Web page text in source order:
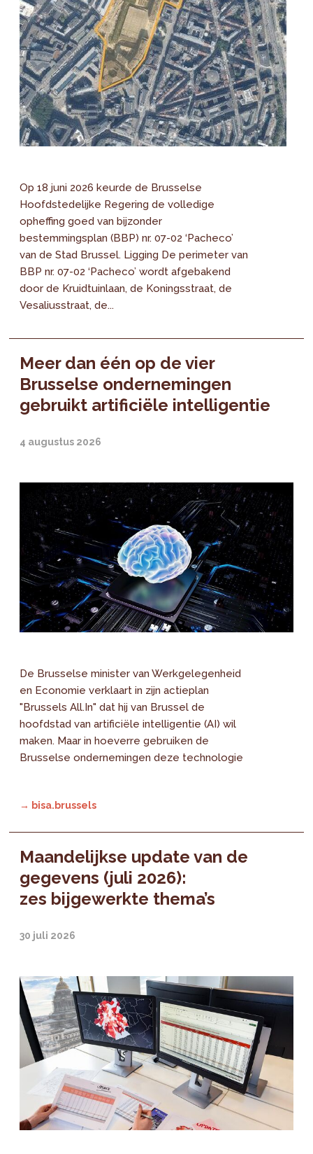
Op 18 juni 2026 keurde de Brusselse
Hoofdstedelijke Regering de volledige
opheffing goed van bijzonder
bestemmingsplan (BBP) nr. 07-02 ‘Pacheco’
van de Stad Brussel. Ligging De perimeter van
BBP nr. 07-02 ‘Pacheco’ wordt afgebakend
door de Kruidtuinlaan, de Koningsstraat, de
Vesaliusstraat, de...
Meer dan één op de vier
Brusselse ondernemingen
gebruikt artificiële intelligentie
4 augustus 2026
De Brusselse minister van Werkgelegenheid
en Economie verklaart in zijn actieplan
"Brussels All.In" dat hij van Brussel de
hoofdstad van artificiële intelligentie (AI) wil
maken. Maar in hoeverre gebruiken de
Brusselse ondernemingen deze technologie
→ bisa.brussels
Maandelijkse update van de
gegevens (juli 2026):
zes bijgewerkte thema’s
30 juli 2026